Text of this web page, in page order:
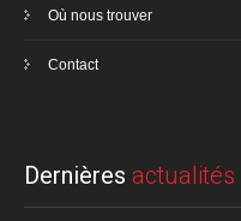
Où nous trouver
Contact
Dernières actualités